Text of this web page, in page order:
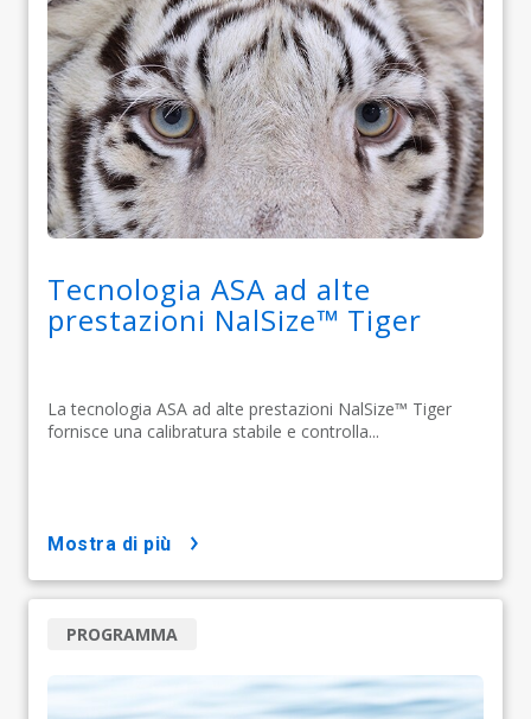
Tecnologia ASA ad alte
prestazioni NalSize™ Tiger
La tecnologia ASA ad alte prestazioni NalSize™ Tiger
fornisce una calibratura stabile e controlla...
mostra di più
PROGRAMMA